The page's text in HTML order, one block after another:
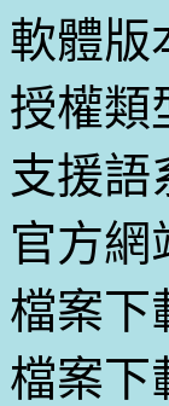
軟體版
授權類
支援語
官方網
檔案下
檔案下